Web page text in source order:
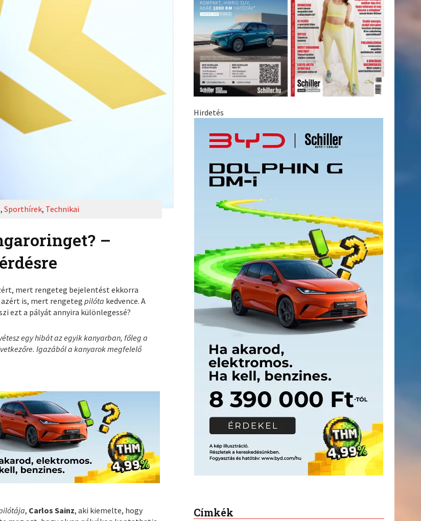
, Sporthírek, Technikai
–
mert rengeteg bejelentést ekkorra
azért is, mert rengetegpilóta kedvence. A
ezt a pályát annyira különlegessé?
egy hibát az egyik kanyarban, főleg a
Igazából a kanyarok megfelelő
, Carlos Sainz, aki kiemelte, hogy
Hirdetés
Címkék